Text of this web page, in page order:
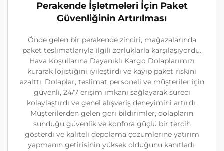
Perakende İşletmeleri İçin Paket
Güvenliğinin Artırılması
Önde gelen bir perakende zinciri, mağazalarında
paket teslimatlarıyla ilgili zorluklarla karşılaşıyordu.
Hava Koşullarına Dayanıklı Kargo Dolaplarımızı
kurarak lojistiğini iyileştirdi ve kayıp paket riskini
azalttı. Dolaplar, teslimat personeli ve müşteriler için
güvenli, 24/7 erişim imkanı sağlayarak süreci
kolaylaştırdı ve genel alışveriş deneyimini artırdı.
Müşterilerden gelen geri bildirimler, dolapların
sunduğu güvenlik ve konfora güçlü bir tercih
gösterdi ve kaliteli depolama çözümlerine yatırım
yapmanın getirisinin yüksek olduğunu kanıtladı.